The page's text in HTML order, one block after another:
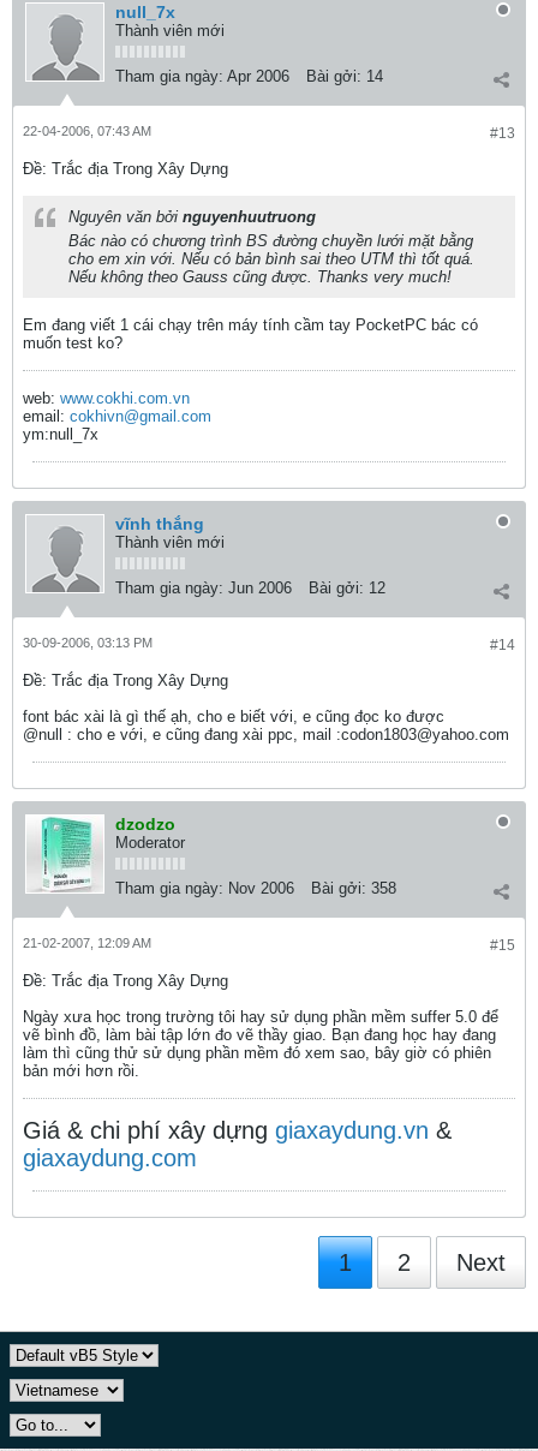
null_7x
Thành viên mới
Tham gia ngày: Apr 2006 Bài gởi: 14
#13
22-04-2006, 07:43 AM
Ðề: Trắc địa Trong Xây Dựng
Nguyên văn bởi nguyenhuutruong
Bác nào có chương trình BS đường chuyền lưới mặt bằng
cho em xin với. Nếu có bản bình sai theo UTM thì tốt quá.
Nếu không theo Gauss cũng được. Thanks very much!
Em đang viết 1 cái chạy trên máy tính cầm tay PocketPC bác có
muốn test ko?
web: www.cokhi.com.vn
email: cokhivn@gmail.com
ym:null_7x
vĩnh thắng
Thành viên mới
Tham gia ngày: Jun 2006 Bài gởi: 12
#14
30-09-2006, 03:13 PM
Ðề: Trắc địa Trong Xây Dựng
font bác xài là gì thế ạh, cho e biết với, e cũng đọc ko được
@null : cho e với, e cũng đang xài ppc, mail :codon1803@yahoo.com
dzodzo
Moderator
Tham gia ngày: Nov 2006 Bài gởi: 358
#15
21-02-2007, 12:09 AM
Ðề: Trắc địa Trong Xây Dựng
Ngày xưa học trong trường tôi hay sử dụng phần mềm suffer 5.0 để
vẽ bình đồ, làm bài tập lớn đo vẽ thầy giao. Bạn đang học hay đang
làm thì cũng thử sử dụng phần mềm đó xem sao, bây giờ có phiên
bản mới hơn rồi.
Giá & chi phí xây dựng giaxaydung.vn &
giaxaydung.com
1 2 Next